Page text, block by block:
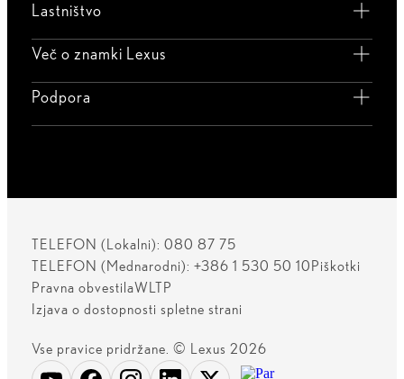
Lastništvo
Več o znamki Lexus
Podpora
TELEFON (Lokalni): 080 87 75
TELEFON (Mednarodni): +386 1 530 50 10 Piškotki
Pravna obvestilaWLTP
Izjava o dostopnosti spletne strani
Vse pravice pridržane. © Lexus 2026